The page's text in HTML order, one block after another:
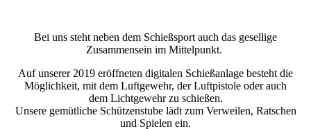
Bei uns steht neben dem Schießsport auch das gesellige
Zusammensein im Mittelpunkt.
Auf unserer 2019 eröffneten digitalen Schießanlage besteht die
Möglichkeit, mit dem Luftgewehr, der Luftpistole oder auch
dem Lichtgewehr zu schießen.
Unsere gemütliche Schützenstube lädt zum Verweilen, Ratschen
und Spielen ein.